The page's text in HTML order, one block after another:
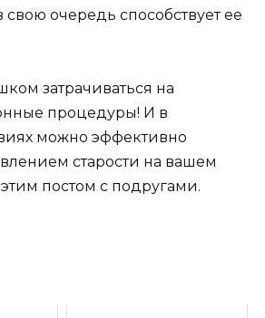
свою очередь способствует ее
затрачиваться на
процедуры! И в
можно эффективно
старости на вашем
постом с подругами.